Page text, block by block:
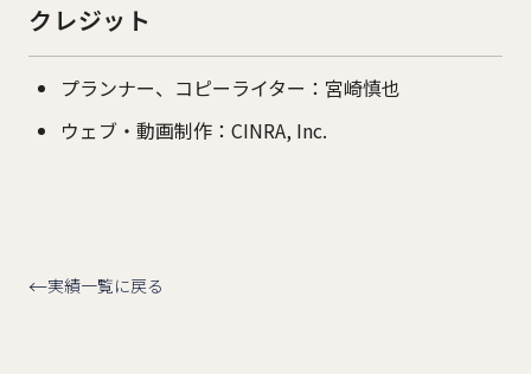
クレジット
プランナー、コピーライター：宮崎慎也
ウェブ・動画制作：CINRA, Inc.
実績一覧に戻る